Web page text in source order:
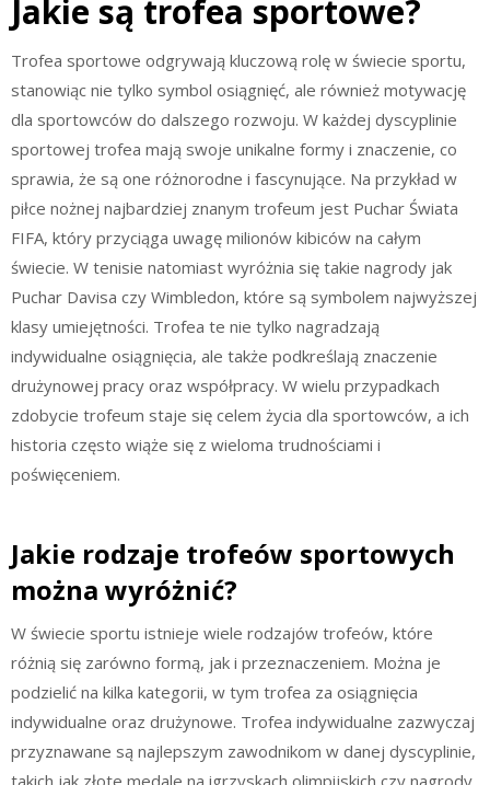
Jakie są trofea sportowe?
Trofea sportowe odgrywają kluczową rolę w świecie sportu,
stanowiąc nie tylko symbol osiągnięć, ale również motywację
dla sportowców do dalszego rozwoju. W każdej dyscyplinie
sportowej trofea mają swoje unikalne formy i znaczenie, co
sprawia, że są one różnorodne i fascynujące. Na przykład w
piłce nożnej najbardziej znanym trofeum jest Puchar Świata
FIFA, który przyciąga uwagę milionów kibiców na całym
świecie. W tenisie natomiast wyróżnia się takie nagrody jak
Puchar Davisa czy Wimbledon, które są symbolem najwyższej
klasy umiejętności. Trofea te nie tylko nagradzają
indywidualne osiągnięcia, ale także podkreślają znaczenie
drużynowej pracy oraz współpracy. W wielu przypadkach
zdobycie trofeum staje się celem życia dla sportowców, a ich
historia często wiąże się z wieloma trudnościami i
poświęceniem.
Jakie rodzaje trofeów sportowych
można wyróżnić?
W świecie sportu istnieje wiele rodzajów trofeów, które
różnią się zarówno formą, jak i przeznaczeniem. Można je
podzielić na kilka kategorii, w tym trofea za osiągnięcia
indywidualne oraz drużynowe. Trofea indywidualne zazwyczaj
przyznawane są najlepszym zawodnikom w danej dyscyplinie,
takich jak złote medale na igrzyskach olimpijskich czy nagrody